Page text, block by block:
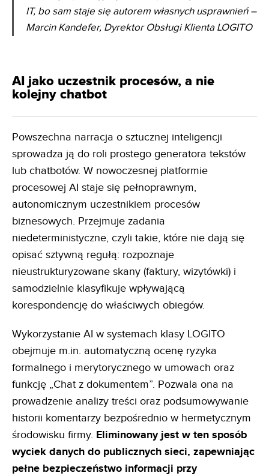
IT, bo sam staje się autorem własnych usprawnień–
Marcin Kandefer, Dyrektor Obsługi Klienta LOGITO
AI jako uczestnik procesów, a nie
kolejny chatbot
Powszechna narracja o sztucznej inteligencji
sprowadza ją do roli prostego generatora tekstów
lub chatbotów. W nowoczesnej platformie
procesowej AI staje się pełnoprawnym,
autonomicznym uczestnikiem procesów
biznesowych. Przejmuje zadania
niedeterministyczne, czyli takie, które nie dają się
opisać sztywną regułą: rozpoznaje
nieustrukturyzowane skany (faktury, wizytówki) i
samodzielnie klasyfikuje wpływającą
korespondencję do właściwych obiegów.
Wykorzystanie AI w systemach klasy LOGITO
obejmuje m.in. automatyczną ocenę ryzyka
formalnego i merytorycznego w umowach oraz
funkcję „Chat z dokumentem”. Pozwala ona na
prowadzenie analizy treści oraz podsumowywanie
historii komentarzy bezpośrednio w hermetycznym
środowisku firmy. Eliminowany jest w ten sposób
wyciek danych do publicznych sieci, zapewniając
pełne bezpieczeństwo informacji przy